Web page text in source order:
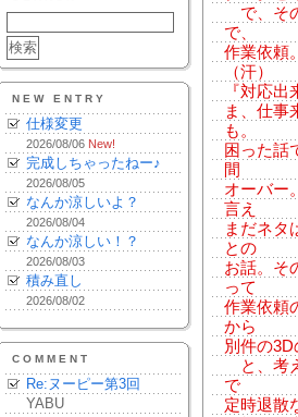
NEW ENTRY
仕様変更
2026/08/06 New!
完成しちゃったねー♪
2026/08/05
なんか涼しいよ？
2026/08/04
なんか涼しい！？
2026/08/03
積み直し
2026/08/02
COMMENT
Re:ヌーピー第3回
YABU
で、そ
で、
作業依頼
（汗）
『対応
ま、仕事
も。
困った話
間
オーバー
言え
まだネタ
との
お話。そ
って
作業依頼
から
別件の
と、考
で
定時退散